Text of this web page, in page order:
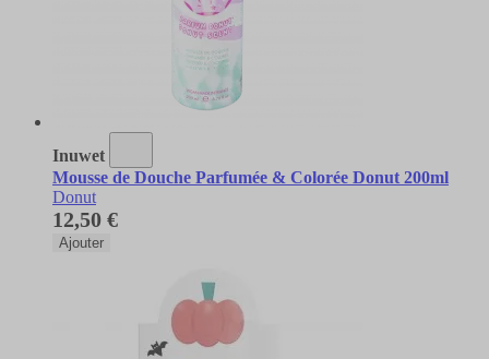
Inuwet
Mousse de Douche Parfumée & Colorée Donut 200ml
Donut
12,50 €
Ajouter